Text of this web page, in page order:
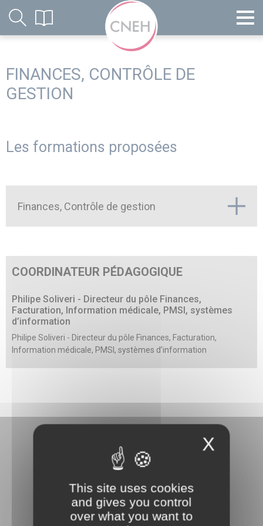
FINANCES, CONTRÔLE DE
GESTION
Les formations proposées
Finances, Contrôle de gestion
COORDINATEUR PÉDAGOGIQUE
Philipe Soliveri - Directeur du pôle Finances,
Facturation, Information médicale, PMSI, systèmes
d’information
Philipe Soliveri - Directeur du pôle Finances, Facturation,
Information médicale, PMSI, systèmes d’information
3 rue Danton
92240 Malakoff
X
This site uses cookies
and gives you control
over what you want to